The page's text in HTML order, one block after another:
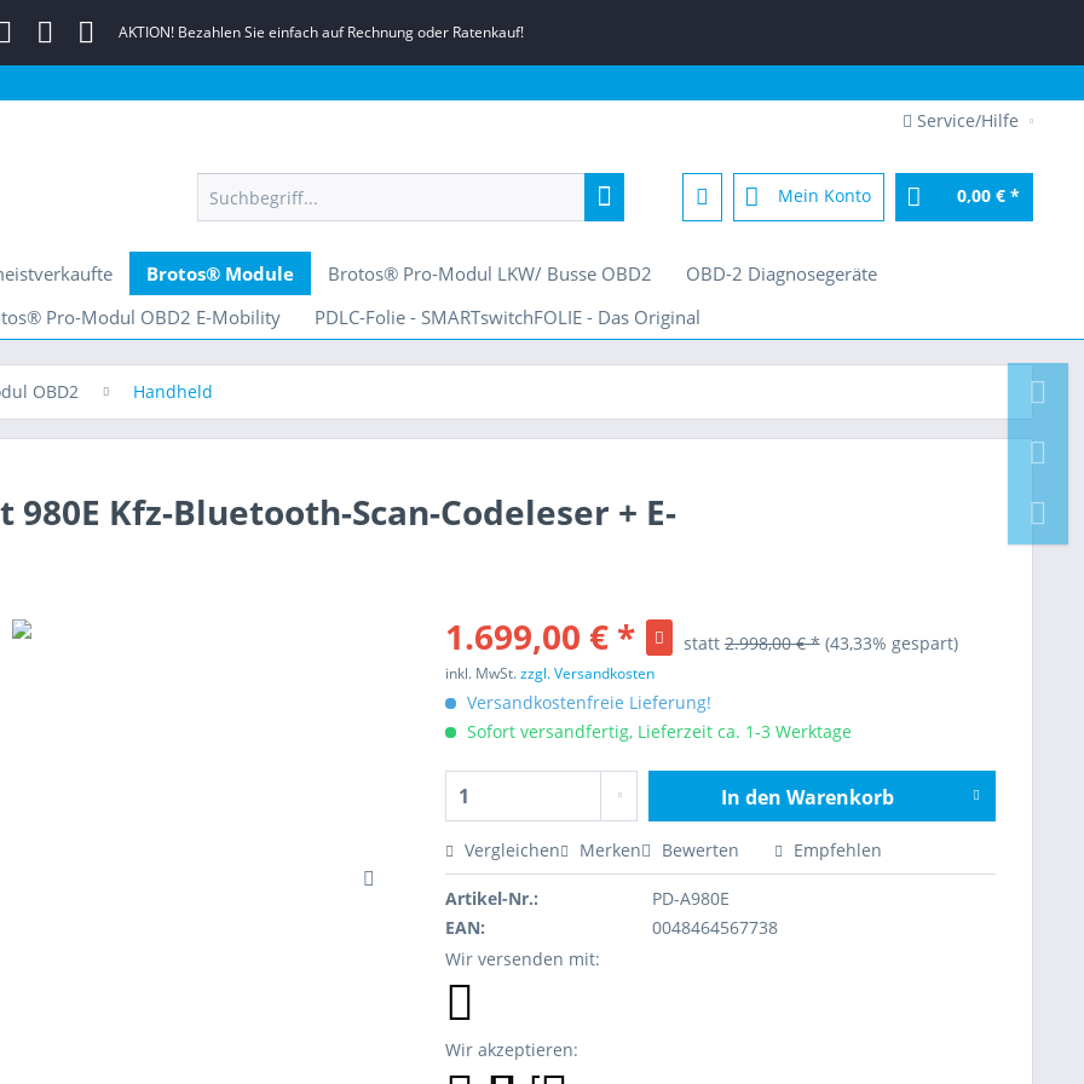
AKTION! Bezahlen Sie einfach auf Rechnung oder Ratenkauf!
Service/Hilfe
Mein Konto 0,00 € *
Brotos® Module Brotos® Pro-Modul LKW/ Busse OBD2
OBD-2 Diagnosegeräte
Pro-Modul OBD2 E-Mobility
PDLC-Folie - SMARTswitchFOLIE - Das Original
OBD2 Handheld
Kfz-Bluetooth-Scan-Codeleser + E-
1.699,00 € * statt2.998,00 € * (43,33% gespart)
inkl. MwSt.zzgl. Versandkosten
Versandkostenfreie Lieferung!
Sofort versandfertig, Lieferzeit ca. 1-3 Werktage
In den Warenkorb
Hinzugefügt
Vergleichen Merken Bewerten Empfehlen
Artikel-Nr.:
PD-A980E
EAN:
0048464567738
Wir versenden mit:
Wir akzeptieren: